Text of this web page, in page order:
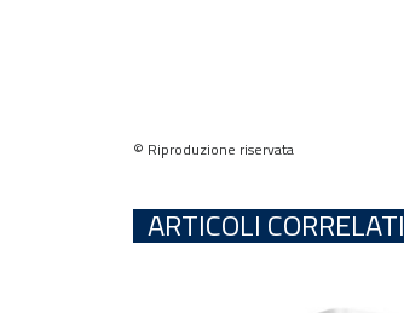
© Riproduzione riservata
ARTICOLI CORRELATI